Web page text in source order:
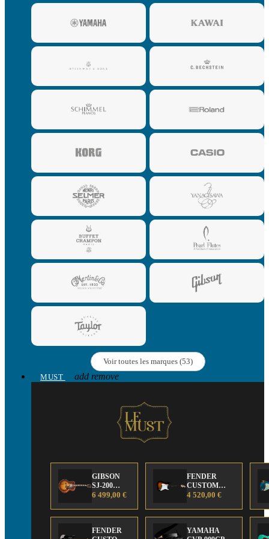
Voir toutes les marques (53)
MUST
add remove
GIBSON
SJ-200
Anniversary
Edition
6 499,00 €
FENDER
CUSTOM
SHOP Strat 63'
4 520,00 €
FENDER
YAMAHA